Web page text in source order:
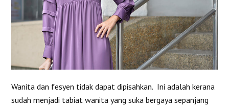
Wanita dan fesyen tidak dapat dipisahkan. Ini adalah kerana
sudah menjadi tabiat wanita yang suka bergaya sepanjang